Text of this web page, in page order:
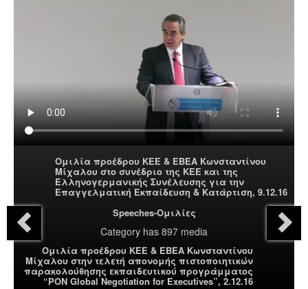
Ομιλία προέδρου ΚΕΕ & ΕΒΕΑ Κωνσταντίνου
Μίχαλου στο συνέδριο της ΚΕΕ και της
Ελληνογερμανικής Συνέλευσης για την
Επαγγελματική Εκπαίδευση & Κατάρτιση, 9.12.16
Speeches-Ομιλίες
Category has 897 media
Ομιλία προέδρου ΚΕΕ & ΕΒΕΑ Κωνσταντίνου
Μίχαλου στην τελετή απονομής πιστοποιητικών
παρακολούθησης εκπαιδευτικού προγράμματος
“PON Global Negotiation for Executives”, 2.12.16